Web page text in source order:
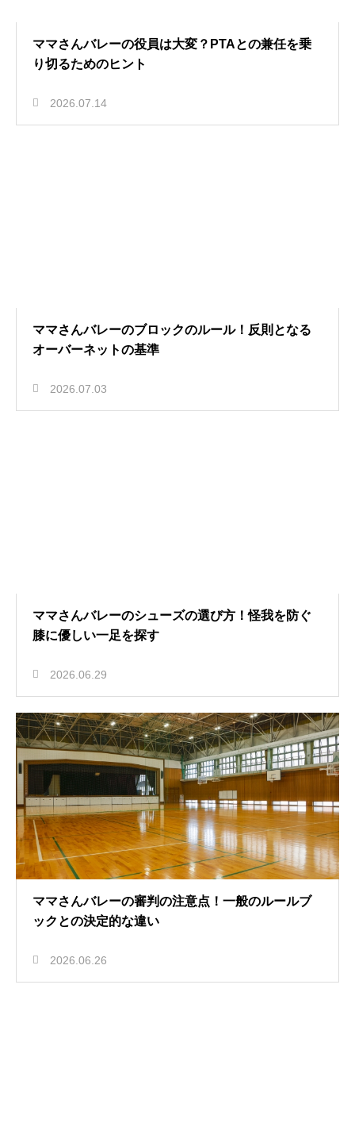
ママさんバレーの役員は大変？PTAとの兼任を乗
り切るためのヒント
2026.07.14
ママさんバレーのブロックのルール！反則となる
オーバーネットの基準
2026.07.03
ママさんバレーのシューズの選び方！怪我を防ぐ
膝に優しい一足を探す
2026.06.29
ママさんバレーの審判の注意点！一般のルールブ
ックとの決定的な違い
2026.06.26